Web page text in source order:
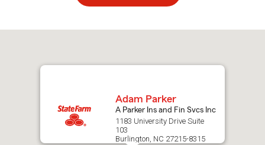
to
Adam Parker
A Parker Ins and Fin Svcs Inc
1183 University Drive Suite
103
Burlington, NC 27215-8315